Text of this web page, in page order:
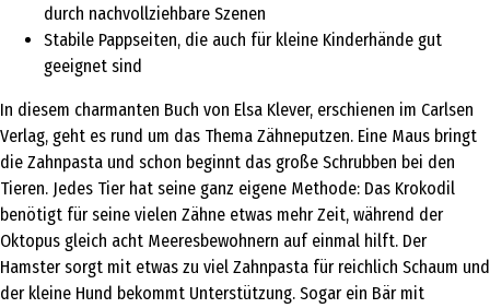
durch nachvollziehbare Szenen
Stabile Pappseiten, die auch für kleine Kinderhände gut
geeignet sind
In diesem charmanten Buch von Elsa Klever, erschienen im Carlsen
Verlag, geht es rund um das Thema Zähneputzen. Eine Maus bringt
die Zahnpasta und schon beginnt das große Schrubben bei den
Tieren. Jedes Tier hat seine ganz eigene Methode: Das Krokodil
benötigt für seine vielen Zähne etwas mehr Zeit, während der
Oktopus gleich acht Meeresbewohnern auf einmal hilft. Der
Hamster sorgt mit etwas zu viel Zahnpasta für reichlich Schaum und
der kleine Hund bekommt Unterstützung. Sogar ein Bär mit